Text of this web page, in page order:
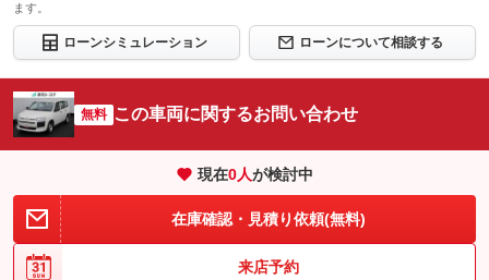
ます。
ローンシミュレーション ローンについて相談する
無料 この車両に関するお問い合わせ
現在0人が検討中
在庫確認・見積り依頼(無料)
来店予約